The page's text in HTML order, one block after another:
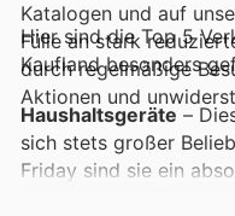
Katalogen und auf
Fülle an stark
durch regelmäßige
Aktionen und
Hier sind die Top 5
Kaufland besonders
Haushaltsgeräte –
sich stets großer
Friday sind sie ein